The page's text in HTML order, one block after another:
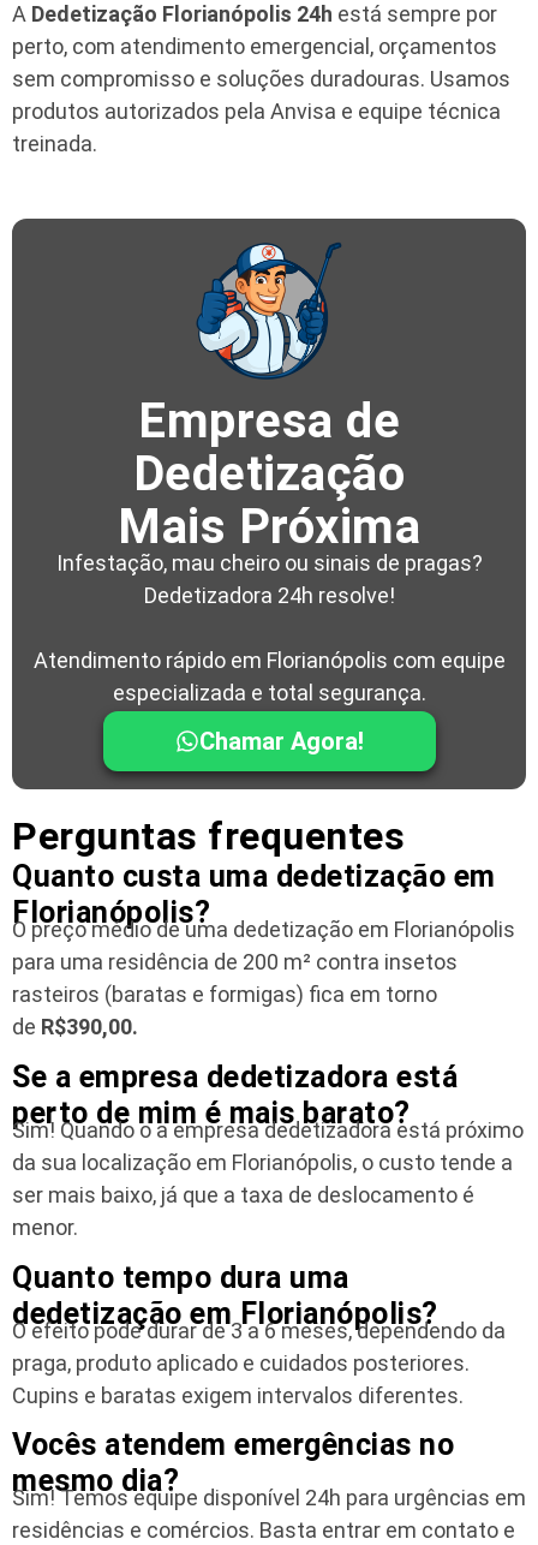
A Dedetização Florianópolis 24h está sempre por
perto, com atendimento emergencial, orçamentos
sem compromisso e soluções duradouras. Usamos
produtos autorizados pela Anvisa e equipe técnica
treinada.
Empresa de
Dedetização
Mais Próxima
Infestação, mau cheiro ou sinais de pragas?
Dedetizadora 24h resolve!
Atendimento rápido em Florianópolis com equipe
especializada e total segurança.
Chamar Agora!
Perguntas frequentes
Quanto custa uma dedetização em
Florianópolis?
O preço médio de uma dedetização em Florianópolis
para uma residência de 200 m² contra insetos
rasteiros (baratas e formigas) fica em torno
de R$390,00.
Se a empresa dedetizadora está
perto de mim é mais barato?
Sim! Quando o a empresa dedetizadora está próximo
da sua localização em Florianópolis, o custo tende a
ser mais baixo, já que a taxa de deslocamento é
menor.
Quanto tempo dura uma
dedetização em Florianópolis?
O efeito pode durar de 3 a 6 meses, dependendo da
praga, produto aplicado e cuidados posteriores.
Cupins e baratas exigem intervalos diferentes.
Vocês atendem emergências no
mesmo dia?
Sim! Temos equipe disponível 24h para urgências em
residências e comércios. Basta entrar em contato e